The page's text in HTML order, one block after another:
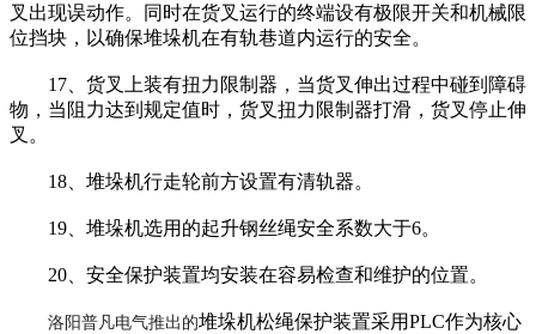
叉出现误动作。同时在货叉运行的终端设有极限开关和机械限
位挡块，以确保堆垛机在有轨巷道内运行的安全。
17、货叉上装有扭力限制器，当货叉伸出过程中碰到障碍
物，当阻力达到规定值时，货叉扭力限制器打滑，货叉停止伸
叉。
18、堆垛机行走轮前方设置有清轨器。
19、堆垛机选用的起升钢丝绳安全系数大于6。
20、安全保护装置均安装在容易检查和维护的位置。
洛阳普凡电气推出的堆垛机松绳保护装置采用PLC作为核心